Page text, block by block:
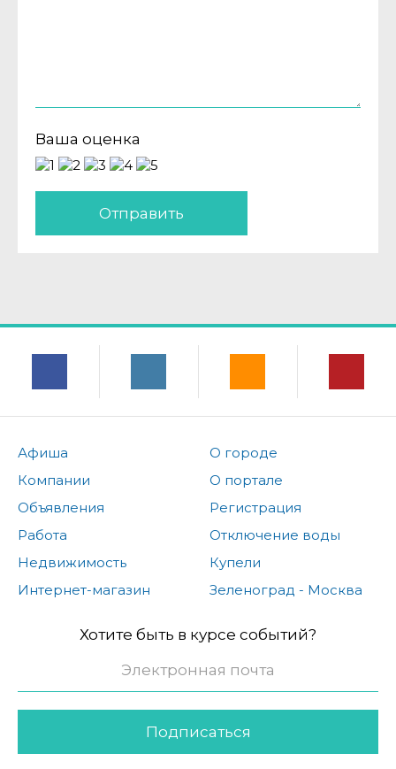
Ваша оценка
Отправить
Афиша
Компании
Объявления
Работа
Недвижимость
Интернет-магазин
О городе
О портале
Регистрация
Отключение воды
Купели
Зеленоград - Москва
Хотите быть в курсе событий?
Подписаться